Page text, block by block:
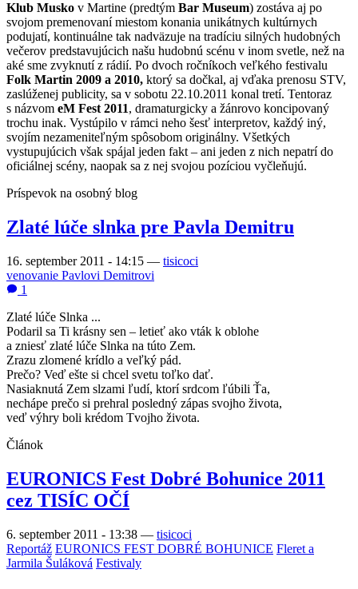
Klub Musko v Martine (predtým Bar Museum) zostáva aj po
svojom premenovaní miestom konania unikátnych kultúrnych
podujatí, kontinuálne tak nadväzuje na tradíciu silných hudobných
večerov predstavujúcich našu hudobnú scénu v inom svetle, než na
aké sme zvyknutí z rádií. Po dvoch ročníkoch veľkého festivalu
Folk Martin 2009 a 2010, ktorý sa dočkal, aj vďaka prenosu STV,
zaslúženej publicity, sa v sobotu 22.10.2011 konal tretí. Tentoraz
s názvom eM Fest 2011, dramaturgicky a žánrovo koncipovaný
trochu inak. Vystúpilo v rámci neho šesť interpretov, každý iný,
svojím nezameniteľným spôsobom originálny. Všetkých
vystupujúcich však spájal jeden fakt – ani jeden z nich nepatrí do
oficiálnej scény, naopak sa z nej svojou pozíciou vyčleňujú.
Príspevok na osobný blog
Zlaté lúče slnka pre Pavla Demitru
16. september 2011 - 14:15 — tisicoci
venovanie Pavlovi Demitrovi
1
Zlaté lúče Slnka ...
Podaril sa Ti krásny sen – letieť ako vták k oblohe
a zniesť zlaté lúče Slnka na túto Zem.
Zrazu zlomené krídlo a veľký pád.
Prečo? Veď ešte si chcel svetu toľko dať.
Nasiaknutá Zem slzami ľudí, ktorí srdcom ľúbili Ťa,
nechápe prečo si prehral posledný zápas svojho života,
veď výhry boli krédom Tvojho života.
Článok
EURONICS Fest Dobré Bohunice 2011
cez TISÍC OČÍ
6. september 2011 - 13:38 — tisicoci
Reportáž EURONICS FEST DOBRÉ BOHUNICE Fleret a
Jarmila Šuláková Festivaly